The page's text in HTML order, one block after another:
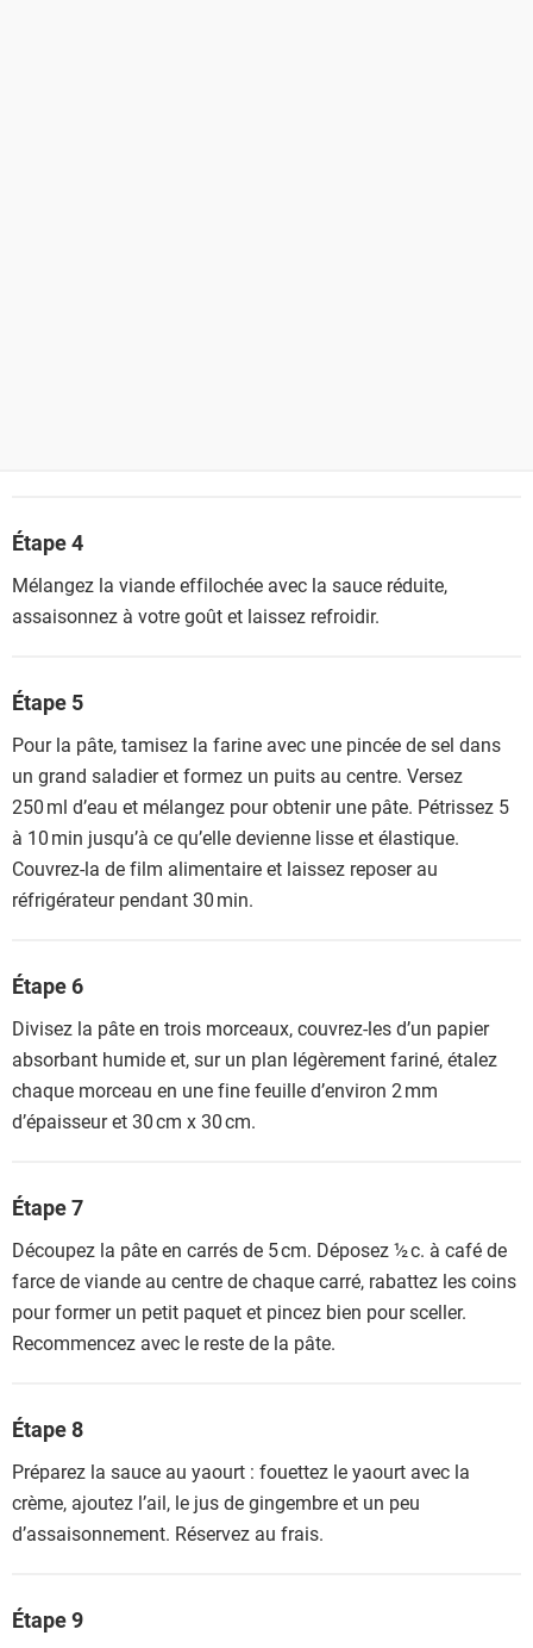
Étape 4
Mélangez la viande effilochée avec la sauce réduite,
assaisonnez à votre goût et laissez refroidir.
Étape 5
Pour la pâte, tamisez la farine avec une pincée de sel dans
un grand saladier et formez un puits au centre. Versez
250 ml d’eau et mélangez pour obtenir une pâte. Pétrissez 5
à 10 min jusqu’à ce qu’elle devienne lisse et élastique.
Couvrez-la de film alimentaire et laissez reposer au
réfrigérateur pendant 30 min.
Étape 6
Divisez la pâte en trois morceaux, couvrez-les d’un papier
absorbant humide et, sur un plan légèrement fariné, étalez
chaque morceau en une fine feuille d’environ 2 mm
d’épaisseur et 30 cm x 30 cm.
Étape 7
Découpez la pâte en carrés de 5 cm. Déposez ½ c. à café de
farce de viande au centre de chaque carré, rabattez les coins
pour former un petit paquet et pincez bien pour sceller.
Recommencez avec le reste de la pâte.
Étape 8
Préparez la sauce au yaourt : fouettez le yaourt avec la
crème, ajoutez l’ail, le jus de gingembre et un peu
d’assaisonnement. Réservez au frais.
Étape 9